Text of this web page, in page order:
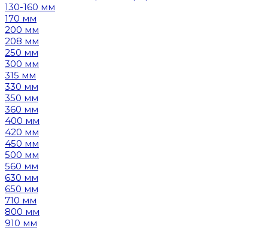
130-160 мм
170 мм
200 мм
208 мм
250 мм
300 мм
315 мм
330 мм
350 мм
360 мм
400 мм
420 мм
450 мм
500 мм
560 мм
630 мм
650 мм
710 мм
800 мм
910 мм